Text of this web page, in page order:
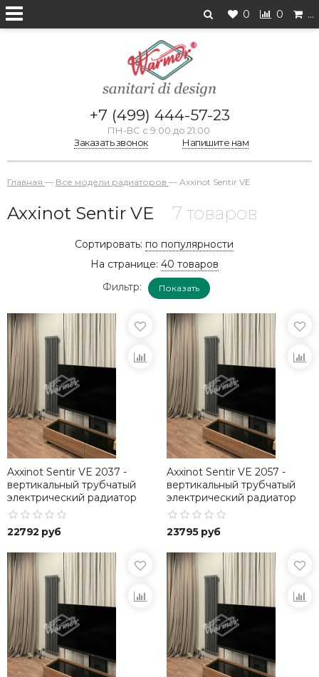
0 0 …
+7 (499) 444-57-23
ПН-ВС с 9:00 до 21:00
Заказать звонок
Напишите нам
Главная — Все модели радиаторов — Axxinot Sentir VE
Axxinot Sentir VE 7 товаров
Сортировать: по популярности
На странице: 40 товаров
Фильтр:
Показать
Axxinot Sentir VE 2037 -
вертикальный трубчатый
электрический радиатор
высотой 370 мм
22792 руб
Axxinot Sentir VE 2057 -
вертикальный трубчатый
электрический радиатор
высотой 570 мм
23795 руб